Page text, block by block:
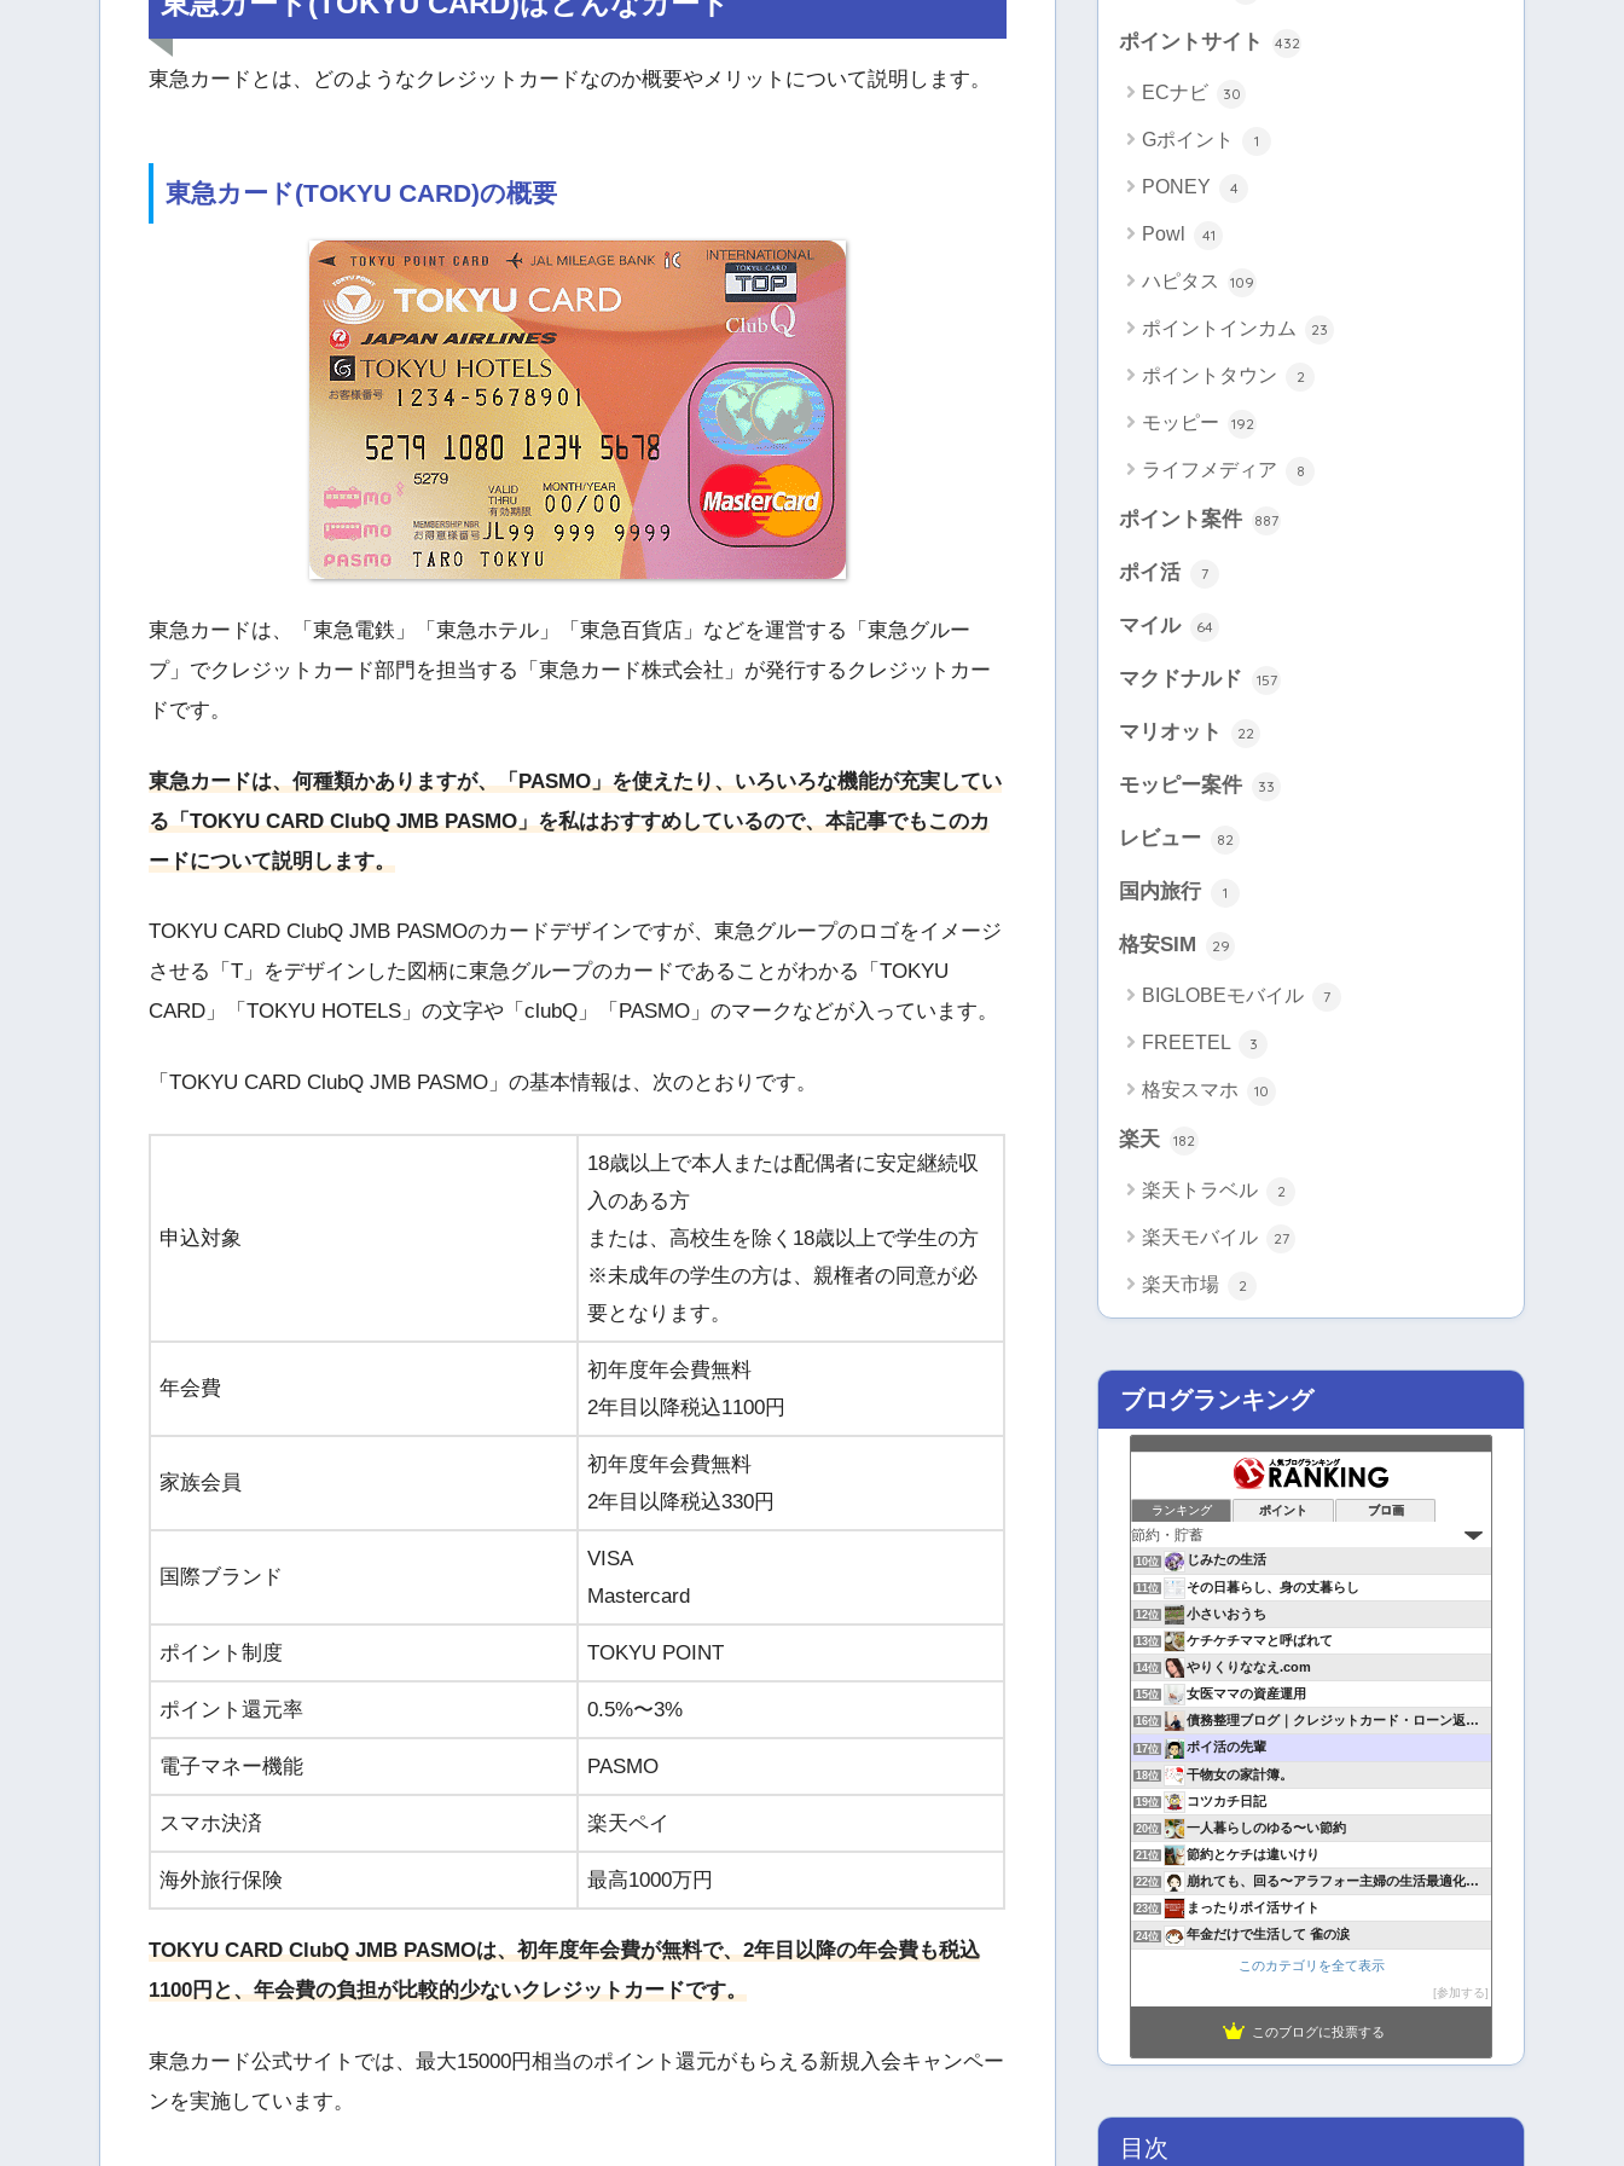
東急カードとは、どのようなクレジットカードなのか概要やメリットについて説明します。
東急カード(TOKYU CARD)の概要
東急カードは、「東急電鉄」「東急ホテル」「東急百貨店」などを運営する「東急グルー
プ」でクレジットカード部門を担当する「東急カード株式会社」が発行するクレジットカー
ドです。
東急カードは、何種類かありますが、「PASMO」を使えたり、いろいろな機能が充実してい
る「TOKYU CARD ClubQ JMB PASMO」を私はおすすめしているので、本記事でもこのカ
ードについて説明します。
TOKYU CARD ClubQ JMB PASMOのカードデザインですが、東急グループのロゴをイメージ
させる「T」をデザインした図柄に東急グループのカードであることがわかる「TOKYU
CARD」「TOKYU HOTELS」の文字や「clubQ」「PASMO」のマークなどが入っています。
「TOKYU CARD ClubQ JMB PASMO」の基本情報は、次のとおりです。
申込対象
18歳以上で本人または配偶者に安定継続収
入のある方
または、高校生を除く18歳以上で学生の方
※未成年の学生の方は、親権者の同意が必
要となります。
年会費
初年度年会費無料
2年目以降税込1100円
家族会員
初年度年会費無料
2年目以降税込330円
国際ブランド
VISA
Mastercard
ポイント制度 TOKYU POINT
ポイント還元率 0.5%〜3%
電子マネー機能 PASMO
スマホ決済 楽天ペイ
海外旅行保険 最高1000万円
TOKYU CARD ClubQ JMB PASMOは、初年度年会費が無料で、2年目以降の年会費も税込
1100円と、年会費の負担が比較的少ないクレジットカードです。
東急カード公式サイトでは、最大15000円相当のポイント還元がもらえる新規入会キャンペー
ンを実施しています。
ポイントサイト 432
ECナビ 30
Gポイント 1
PONEY 4
Powl 41
ハピタス 109
ポイントインカム 23
ポイントタウン 2
モッピー 192
ライフメディア 8
ポイント案件 887
ポイ活 7
マイル 64
マクドナルド 157
マリオット 22
モッピー案件 33
レビュー 82
国内旅行 1
格安SIM 29
BIGLOBEモバイル 7
FREETEL 3
格安スマホ 10
楽天 182
楽天トラベル 2
楽天モバイル 27
楽天市場 2
ブログランキング
ランキング ポイント ブロ画
10位 じみたの生活
11位 その日暮らし、身の丈暮らし
12位 小さいおうち
13位 ケチケチママと呼ばれて
14位 やりくりななえ.com
15位 女医ママの資産運用
16位 債務整理ブログ｜クレジットカード・ローン返済で悩んでいる方へ
17位 ポイ活の先輩
18位 干物女の家計簿。
19位 コツカチ日記
20位 一人暮らしのゆる〜い節約
21位 節約とケチは違いけり
22位 崩れても、回る〜アラフォー主婦の生活最適化日記
23位 まったりポイ活サイト
24位 年金だけで生活して 雀の涙
このカテゴリを全て表示
参加する
このブログに投票する
目次